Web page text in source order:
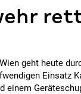
geht heute
Einsatz
einem